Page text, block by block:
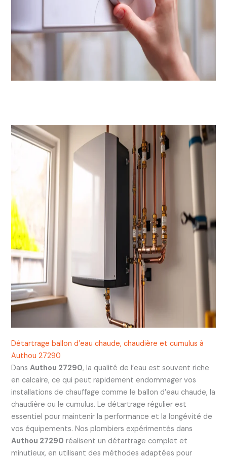
Détartrage ballon d’eau chaude, chaudière et cumulus à
Authou 27290
Dans Authou 27290, la qualité de l’eau est souvent riche
en calcaire, ce qui peut rapidement endommager vos
installations de chauffage comme le ballon d’eau chaude, la
chaudière ou le cumulus. Le détartrage régulier est
essentiel pour maintenir la performance et la longévité de
vos équipements. Nos plombiers expérimentés dans
Authou 27290 réalisent un détartrage complet et
minutieux, en utilisant des méthodes adaptées pour